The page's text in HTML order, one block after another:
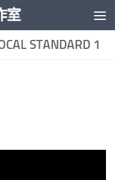
室
STANDARD 1